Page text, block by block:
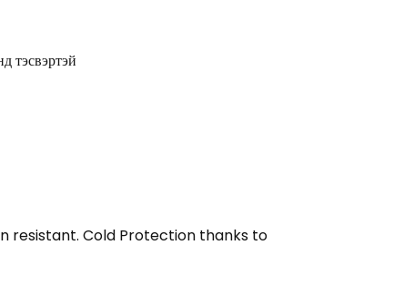
тэсвэртэй
resistant. Cold Protection thanks to